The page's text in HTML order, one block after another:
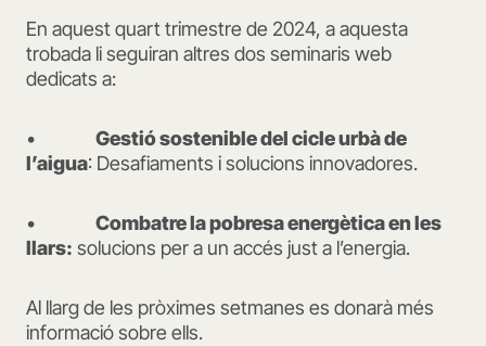
En aquest quart trimestre de 2024, a aquesta
trobada li seguiran altres dos seminaris web
dedicats a:
• Gestió sostenible del cicle urbà de
l’aigua: Desafiaments i solucions innovadores.
• Combatre la pobresa energètica en les
llars: solucions per a un accés just a l’energia.
Al llarg de les pròximes setmanes es donarà més
informació sobre ells.